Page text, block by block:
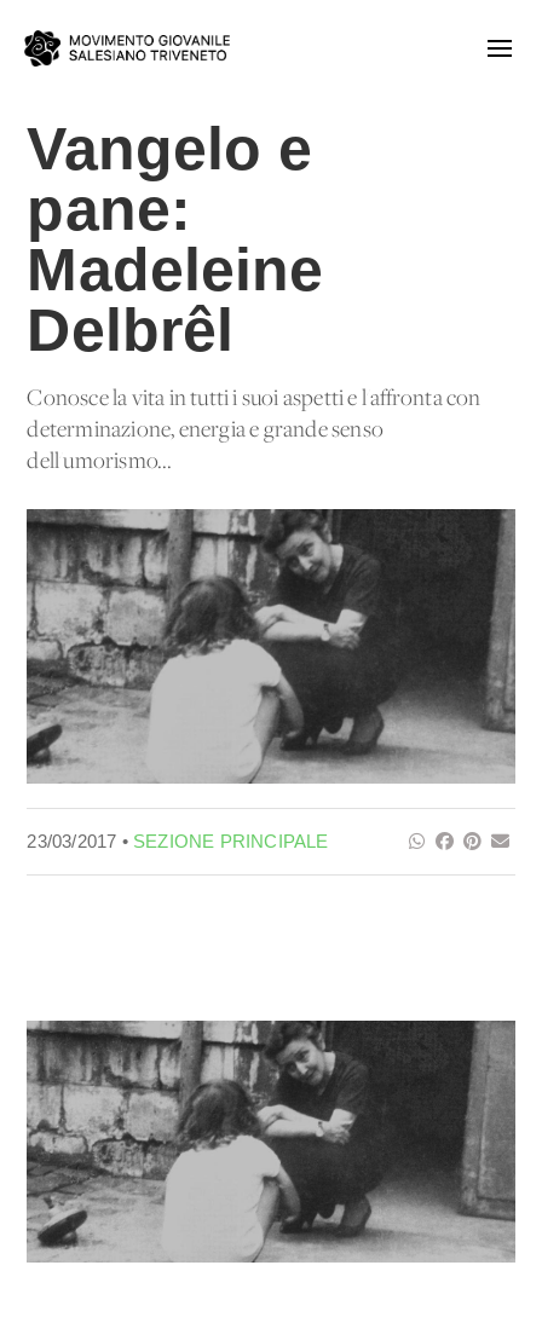
Vangelo e
pane:
Madeleine
Delbrêl
Conosce la vita in tutti i suoi aspetti e l'affronta con
determinazione, energia e grande senso
dell'umorismo...
23/03/2017 • SEZIONE PRINCIPALE